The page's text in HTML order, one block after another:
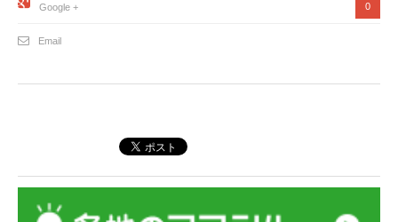
Google + 0
Email